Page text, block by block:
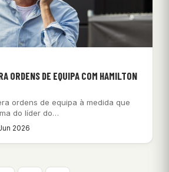
ORDENS DE EQUIPA COM HAMILTON
ordens de equipa à medida que
do líder do…
2026